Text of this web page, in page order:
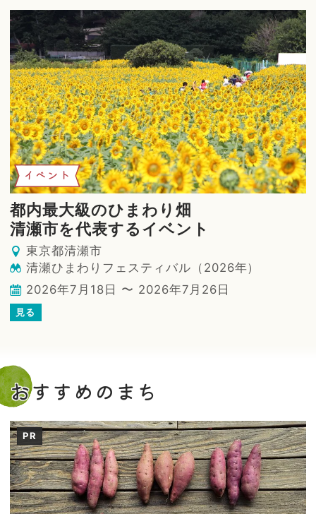
イベント
都内最大級のひまわり畑
清瀬市を代表するイベント
東京都清瀬市
清瀬ひまわりフェスティバル（2026年）
2026年7月18日 〜 2026年7月26日
見る
おすすめのまち
PR